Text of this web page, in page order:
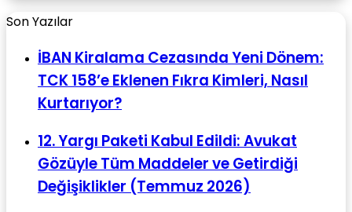
Son Yazılar
İBAN Kiralama Cezasında Yeni Dönem:
TCK 158’e Eklenen Fıkra Kimleri, Nasıl
Kurtarıyor?
12. Yargı Paketi Kabul Edildi: Avukat
Gözüyle Tüm Maddeler ve Getirdiği
Değişiklikler (Temmuz 2026)